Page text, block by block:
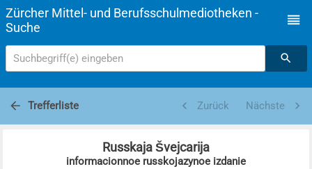
Zürcher Mittel- und Berufsschulmediotheken -
Suche
Suchbegriff(e) eingeben
Trefferliste Zurück Nächste
Russkaja Švejcarija
informacionnoe russkojazynoe izdanie